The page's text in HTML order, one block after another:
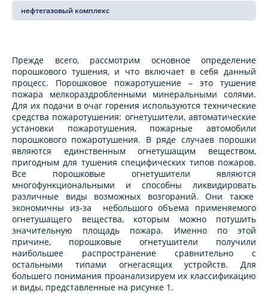
нефтегазовый комплекс
Прежде всего, рассмотрим основное определение
порошкового тушения, и что включает в себя данный
процесс. Порошковое пожаротушение – это тушение
пожара мелкораздробленными минеральными солями.
Для их подачи в очаг горения используются технические
средства пожаротушения: огнетушители, автоматические
установки пожаротушения, пожарные автомобили
порошкового пожаротушения. В ряде случаев порошки
являются единственным огнетушащим веществом,
пригодным для тушения специфических типов пожаров.
Все порошковые огнетушители являются
многофункциональными и способны ликвидировать
различные виды возможных возгораний. Они также
экономичны из-за небольшого объема применяемого
огнетушащего вещества, которым можно потушить
значительную площадь пожара. Именно по этой
причине, порошковые огнетушители получили
наибольшее распространение сравнительно с
остальными типами огнегасящих устройств. Для
большего понимания проанализируем их классификацию
и виды, представленные на рисунке 1.